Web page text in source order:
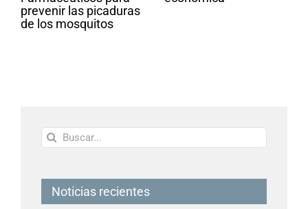
prevenir las picaduras
de los mosquitos
Buscar:
Noticias recientes